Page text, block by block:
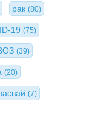
рак (80)
19 (75)
(39)
(20)
(7)